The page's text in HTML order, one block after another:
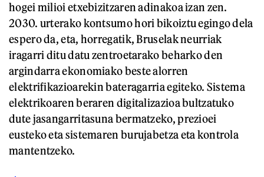
hogei milioi etxebizitzaren adinakoa izan zen.
2030. urterako kontsumo hori bikoiztu egingo dela
espero da, eta, horregatik, Bruselak neurriak
iragarri ditu datu zentroetarako beharko den
argindarra ekonomiako beste alorren
elektrifikazioarekin bateragarria egiteko. Sistema
elektrikoaren beraren digitalizazioa bultzatuko
dute jasangarritasuna bermatzeko, prezioei
eusteko eta sistemaren burujabetza eta kontrola
mantentzeko.